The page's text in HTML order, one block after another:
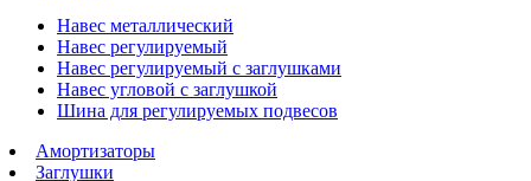
Навес металлический
Навес регулируемый
Навес регулируемый с заглушками
Навес угловой с заглушкой
Шина для регулируемых подвесов
Амортизаторы
Заглушки